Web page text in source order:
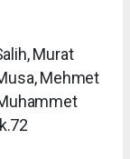
Murat
Mehmet